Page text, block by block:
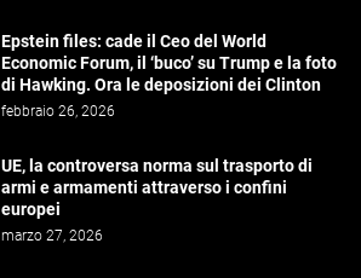
Epstein files: cade il Ceo del World
Economic Forum, il ‘buco’ su Trump e la foto
di Hawking. Ora le deposizioni dei Clinton
febbraio 26, 2026
UE, la controversa norma sul trasporto di
armi e armamenti attraverso i confini
europei
marzo 27, 2026